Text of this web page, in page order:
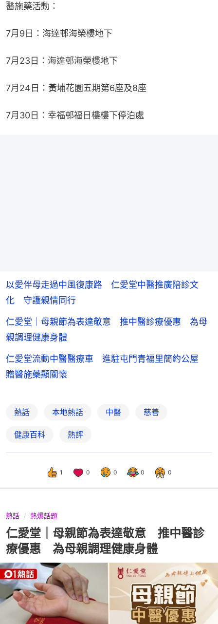
醫施藥活動：
7月9日：海達邨海榮樓地下
7月23日：海達邨海榮樓地下
7月24日：黃埔花園五期第6座及8座
7月30日：幸福邨福日樓樓下停泊處
以愛伴母走過中風復康路 仁愛堂中醫推廣陪診文
化 守護親情同行
仁愛堂｜母親節為表達敬意 推中醫診療優惠 為母
親調理健康身體
仁愛堂流動中醫醫療車 進駐屯門青福里簡約公屋
贈醫施藥顯關懷
熱話 本地熱話 中醫 慈善
健康百科 熱評
1 0 0 0 0
熱話 熱爆話題
仁愛堂｜母親節為表達敬意 推中醫診
療優惠 為母親調理健康身體